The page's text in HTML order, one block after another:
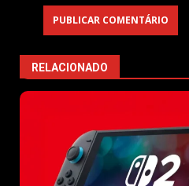
RELACIONADO